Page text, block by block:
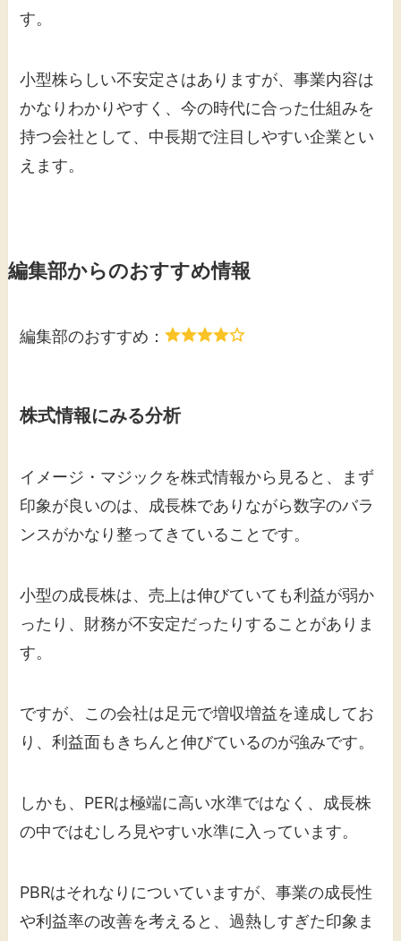
す。
小型株らしい不安定さはありますが、事業内容は
かなりわかりやすく、今の時代に合った仕組みを
持つ会社として、中長期で注目しやすい企業とい
えます。
編集部からのおすすめ情報
編集部のおすすめ：
株式情報にみる分析
イメージ・マジックを株式情報から見ると、まず
印象が良いのは、成長株でありながら数字のバラ
ンスがかなり整ってきていることです。
小型の成長株は、売上は伸びていても利益が弱か
ったり、財務が不安定だったりすることがありま
す。
ですが、この会社は足元で増収増益を達成してお
り、利益面もきちんと伸びているのが強みです。
しかも、PERは極端に高い水準ではなく、成長株
の中ではむしろ見やすい水準に入っています。
PBRはそれなりについていますが、事業の成長性
や利益率の改善を考えると、過熱しすぎた印象ま